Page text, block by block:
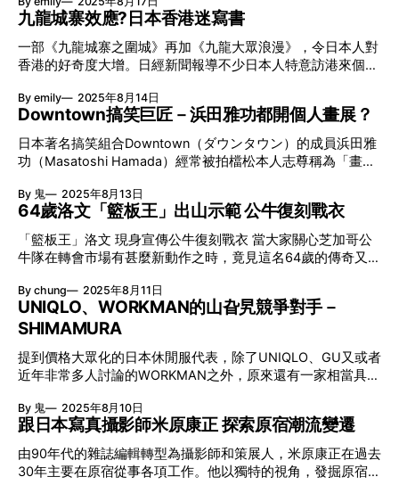
髮示人；直到九十年代中期，木村拓哉開始嘗試中長髮造型，
尤其於1997年播映的經典日劇《戀愛世紀》中，他的髮型則成
當年不少年青群眾爭相模仿的潮流指標。
40歲，但依然保持著驚人的體態和運動能力。其體脂率僅有
薪逾5百萬港幣 C朗於今年6月與沙特阿拉伯甲組聯賽球隊Al
Nassr FC續簽了為期兩年的合約，將持續效力至2027年，並
約為2.45億美元（約19億港元），每周收入約467萬美元，日
薪則達到約520萬港元，創下了體壇薪酬的新紀錄。 職業生涯
總入球高達938 在今年6月的歐國聯
家」的美譽，亦如李禹煥一樣是單色畫運動的第一代重要成
員。在韓國藝術史上的影響力媲美白南準，今年韓國國立美術
館的年度壓軸展覽便為金昌烈舉行回顧展。 李禹煥眼中的金
昌烈 金昌烈於1971年畫下第一幅水滴畫後，自此一直畫這個
題材。兒子金奧顔看在眼裡不明白：「為甚麼他選擇過著奴隸
般的生活，畫下成千上萬滴水珠？」40多歲時金奧顔拿起了攝
錄機尋找答案，拍下了近80分鐘的紀錄片，記錄他父親兼藝術
憶。這部電影從2014年開始拍攝，歷時五年，甚至李禹煥也
上鏡受訪；電影上映的2021年，金昌烈離世。 Be Water：金
1929年出生於日治時期的朝鮮半島，金昌烈親歷韓戰的殘
酷，目睹了無數死亡與痛苦。這些血腥的記憶，成為金昌烈內
心深處難以抹滅的傷痕。二戰後逃往南韓，在首爾大學美術學
院習畫，1958年成立了當代藝術家協會（現名為Actu
九龍城寨效應?日本香港迷寫書
一部《九龍城寨之圍城》再加《九龍大眾浪漫》，令日本人對
香港的好奇度大增。日經新聞報導不少日本人特意訪港來個
亞洲一人旅遊的專題取材。有位日本大叔南口俊樹更把自己出
遊香港的經歷編集成書，上月蜂鳥出版更為此作推出繁體中文
版。以局外人的眼光回看的香港，會更精彩嗎？ 日本香港迷
日行4萬步？用雙腳丈量香港 這位日本大叔並非單純的觀光遊
客，他是東京獨立出版社「Right, there is nothing.」創辦人之
一兼藝術雙人組合sesamespace的成員。他在2013年初次訪
港，書中以碎碎唸的散文形式記錄了他自2013至2024年間在
灣、尖沙咀這些觀光地，他還走訪了錦上路、天水圍、柴灣
等，從港九新界走到大嶼山。就如我們到訪日本一樣，他也行
多玩過《九龍風水傳》？ 香港並非初次成為日本人的熱話，
90年代香港電影一度成為海外話題。而早在1997年推出的冒
險遊戲《九龍風水傳》亦是關鍵，玩家以超級風水師一角走進
已不存在的「九龍城
By emily 2025年8月14日
Downtown搞笑巨匠－浜田雅功都開個人畫展？
日本著名搞笑組合Downtown（ダウンタウン）的成員浜田雅
功（Masatoshi Hamada）經常被拍檔松本人志尊稱為「畫
的笑點。但意料不及吉本興業今年竟然會聯同東京麻布台的
HILLS GALLERY合作，於稍後的10至12月為浜田舉辦一個名
為「Contrails Crossing The Sky」的個人畫展，讓大家有機
會可以欣賞到一代笑匠充滿童真的畫作。 漫才界「畫伯」終
於有個展 早前，日本的吉本興業株式會社公佈，旗下最知名
搞笑漫才組合－Downtown的浜田雅功將於今年10月至12月期
間，於東京麻布台會舉辦一個名為「Contrails Crossing The
Sky」的個人畫展，繼綜藝、電視劇、電台、音樂、時尚領域
之外，進一步拓展藝術創作的領域！ Contrails Crossing The
Sky 日期：10月19日至12月21日 會場：東京港區虎ノ門5-8-1
麻布台Hills Garden
By 鬼 2025年8月13日
64歲洛文「籃板王」出山示範 公牛復刻戰衣
「籃板王」洛文 現身宣傳公牛復刻戰衣 當大家關心芝加哥公
牛隊在轉會市場有甚麼新動作之時，竟見這名64歲的傳奇又活
衣，更找來「籃板王」洛文（Dennis Rodman）協力宣傳，他
表示：「我嘅Style全部來自Chicago，呢件紅/黑真係好經
典，著上身勾起好多回憶，十分正。」 四度復刻 令人難忘的
三巨頭戰衣 芝加哥公牛隊這款球衣早於1995-96賽季登場，及
後亦於1996-97、2007-08及2012-13賽季再度現身，陪伴佐
敦、柏賓、洛文及一衆戰友寫下輝煌。2025年再度復刻，有
著令人期盼球隊再度稱霸聯盟的意味。 永遠的「壞孩子」 他
是天才與怪物的混合體，同時亦是個徹頭徹尾的壞孩子；在那
個90年代，洛文Dennis Rodman在球場裡裡外外都是令人頭痛
的人物，在去年面世的Michael Jordan與「芝加哥公牛王朝」
紀錄片《最後之舞》(The Last Dance)中，
By chung 2025年8月11日
UNIQLO、WORKMAN的山旮旯競爭對手－
SHIMAMURA
提到價格大眾化的日本休閒服代表，除了UNIQLO、GU又或者
近年非常多人討論的WORKMAN之外，原來還有一家相當具規
國擁有超過2,000家分店，不過因為大部份都選址深入社區、
即遠距離主要市中心，因此對於遊客而言都不太方便。但就因
為節省了租金、物流成本，於是品牌的商品都可以調低價錢，
大家遊日又有沒有逛過SHIMAMURA呢？ 創業逾70年的陌生
By 鬼 2025年8月10日
跟日本寫真攝影師米原康正 探索原宿潮流變遷
由90年代的雜誌編輯轉型為攝影師和策展人，米原康正在過去
30年主要在原宿從事各項工作。他以獨特的視角，發掘原宿的